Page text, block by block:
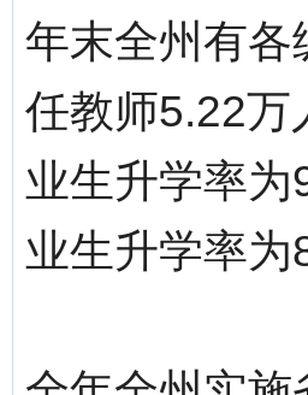
年末全州有
任教师5.22万
业生升学率
业生升学率为